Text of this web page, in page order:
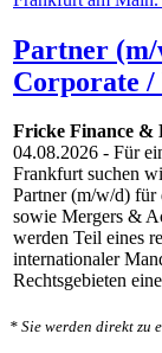
Partner
Corporate
Fricke Finance &
04.08.2026 - Für
Frankfurt suchen
Partner (m/w/d) für
sowie Mergers &
werden Teil eines
internationaler
Rechtsgebieten
* Sie werden direkt zu